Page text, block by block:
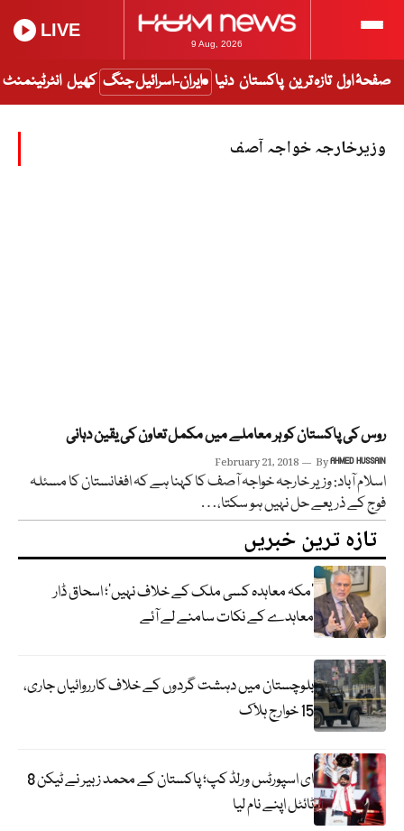
9 Aug, 2026
LIVE
صفحۂ اول تازہ ترین پاکستان دنیا ایران-اسرائیل جنگ کھیل انٹرٹینمنٹ
وزیرخارجہ خواجہ آصف
روس کی پاکستان کو ہر معاملے میں مکمل تعاون کی یقین دہانی
February 21, 2018 ByAHMED HUSSAIN
اسلام آباد: وزیر خارجہ خواجہ آصف کا کہنا ہے کہ افغانستان کا مسئلہ
فوج کے ذریعے حل نہیں ہو سکتا،…
تازہ ترین خبریں
‘مکہ معاہدہ کسی ملک کے خلاف نہیں’؛ اسحاق ڈار
معاہدے کے نکات سامنے لے آئے
بلوچستان میں دہشت گردوں کے خلاف کارروائیاں جاری،
15 خوارج ہلاک
ای اسپورٹس ورلڈ کپ؛ پاکستان کے محمد زبیر نے ٹیکن 8
ٹائٹل اپنے نام لیا